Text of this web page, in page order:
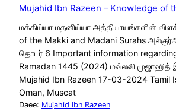
Mujahid Ibn Razeen – Knowledge of
மக்கிய்யா மதனிய்யா அத்தியாயங்களின்
of the Makki and Madani Surahs
தொடர் 6 Important information
Ramadan 1445 (2024) மவ்லவி முஜாஹித்
Mujahid Ibn Razeen 17-03-2024 Tamil
Oman, Muscat
Daee: Mujahid Ibn Razeen